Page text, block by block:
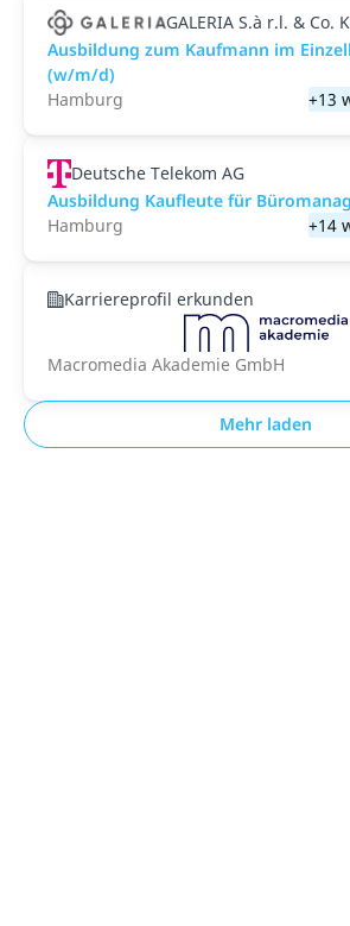
GALERIA S.à r.l. & Co.
Ausbildung zum Kaufmann im
(w/m/d)
Hamburg
+13
Deutsche Telekom AG
Ausbildung Kaufleute für
Hamburg
+14
Karriereprofil erkunden
Macromedia Akademie GmbH
Mehr laden